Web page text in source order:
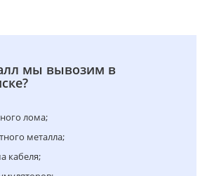
мы вывозим в
лома;
металла;
кабеля;